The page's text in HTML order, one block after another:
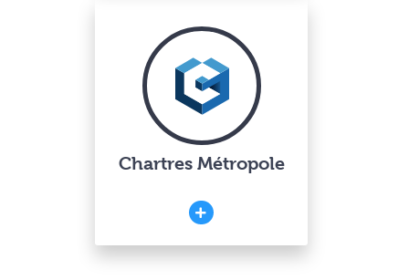
Chartres Métropole